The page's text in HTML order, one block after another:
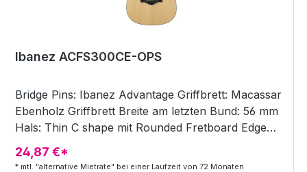
Ibanez ACFS300CE-OPS
Bridge Pins: Ibanez Advantage Griffbrett: Macassar
Ebenholz Griffbrett Breite am letzten Bund: 56 mm
Hals: Thin C shape mit Rounded Fretboard Edge
African Mahagoni/Pau Ferro 5 teilig Bünde: 20
Saitenstärke: .012/.016/.024/.032/.042/.053 Pickup:
24,87 €*
* mtl. "alternative Mietrate" bei einer Laufzeit von 72 Monaten